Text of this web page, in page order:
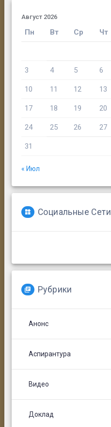
Август 2026
Пн Вт Ср Чт
3 4 5 6
10 11 12 13
17 18 19 20
24 25 26 27
31
« Июл
Социальные Сети
Рубрики
Анонс
Аспирантура
Видео
Доклад